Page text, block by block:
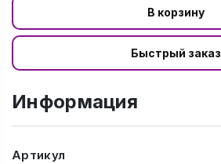
В корзину
Быстрый заказ
Информация
Артикул